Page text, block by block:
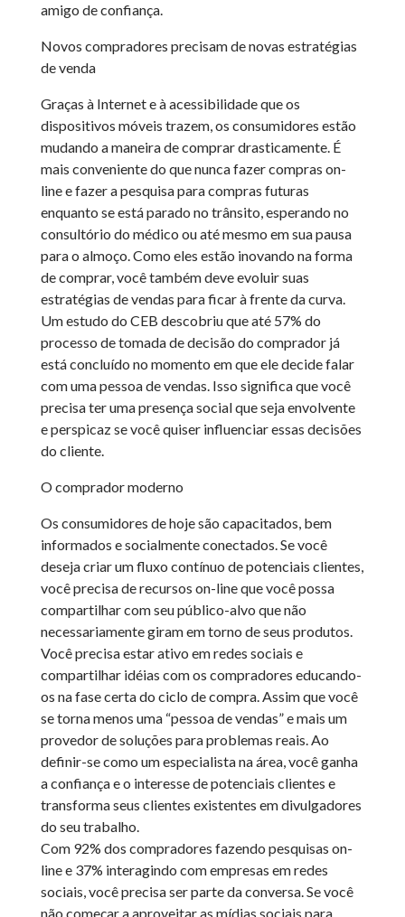
amigo de confiança.
Novos compradores precisam de novas estratégias
de venda
Graças à Internet e à acessibilidade que os
dispositivos móveis trazem, os consumidores estão
mudando a maneira de comprar drasticamente. É
mais conveniente do que nunca fazer compras on-
line e fazer a pesquisa para compras futuras
enquanto se está parado no trânsito, esperando no
consultório do médico ou até mesmo em sua pausa
para o almoço. Como eles estão inovando na forma
de comprar, você também deve evoluir suas
estratégias de vendas para ficar à frente da curva.
Um estudo do CEB descobriu que até 57% do
processo de tomada de decisão do comprador já
está concluído no momento em que ele decide falar
com uma pessoa de vendas. Isso significa que você
precisa ter uma presença social que seja envolvente
e perspicaz se você quiser influenciar essas decisões
do cliente.
O comprador moderno
Os consumidores de hoje são capacitados, bem
informados e socialmente conectados. Se você
deseja criar um fluxo contínuo de potenciais clientes,
você precisa de recursos on-line que você possa
compartilhar com seu público-alvo que não
necessariamente giram em torno de seus produtos.
Você precisa estar ativo em redes sociais e
compartilhar idéias com os compradores educando-
os na fase certa do ciclo de compra. Assim que você
se torna menos uma “pessoa de vendas” e mais um
provedor de soluções para problemas reais. Ao
definir-se como um especialista na área, você ganha
a confiança e o interesse de potenciais clientes e
transforma seus clientes existentes em divulgadores
do seu trabalho.
Com 92% dos compradores fazendo pesquisas on-
line e 37% interagindo com empresas em redes
sociais, você precisa ser parte da conversa. Se você
não começar a aproveitar as mídias sociais para